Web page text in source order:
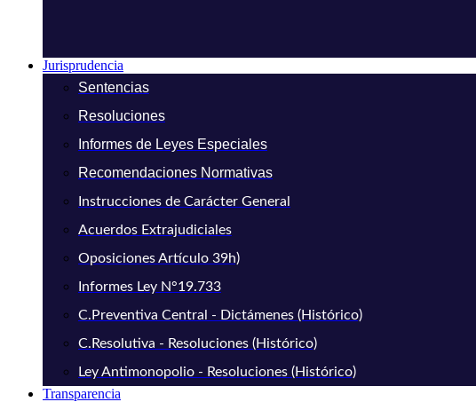
Jurisprudencia
Sentencias
Resoluciones
Informes de Leyes Especiales
Recomendaciones Normativas
Instrucciones de Carácter General
Acuerdos Extrajudiciales
Oposiciones Artículo 39h)
Informes Ley N°19.733
C.Preventiva Central - Dictámenes (Histórico)
C.Resolutiva - Resoluciones (Histórico)
Ley Antimonopolio - Resoluciones (Histórico)
Transparencia